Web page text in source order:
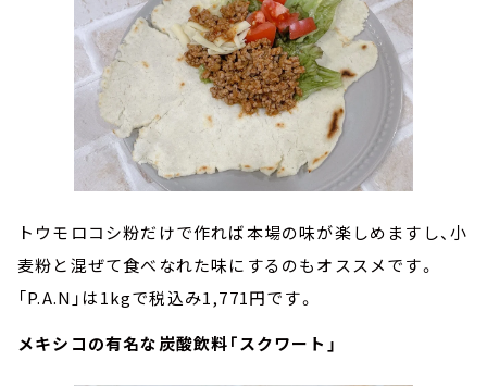
トウモロコシ粉だけで作れば本場の味が楽しめますし、小
麦粉と混ぜて食べなれた味にするのもオススメです。
「P.A.N」は1kgで税込み1,771円です。
メキシコの有名な炭酸飲料「スクワート」